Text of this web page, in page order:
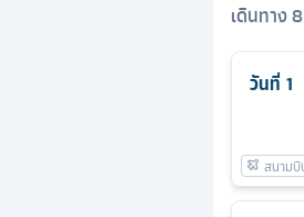
เดินทาง8
วันที่ 1